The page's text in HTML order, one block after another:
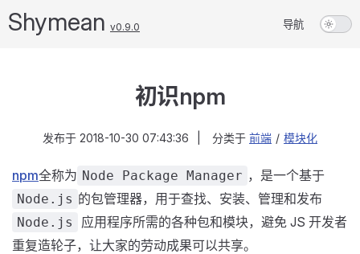
Shymean v0.9.0 导航
初识npm
发布于 2018-10-30 07:43:36 分类于 前端 / 模块化
npm全称为 Node Package Manager ，是一个基于
Node.js 的包管理器，用于查找、安装、管理和发布
Node.js
应用程序所需的各种包和模块，避免 JS 开发者
重复造轮子，让大家的劳动成果可以共享。